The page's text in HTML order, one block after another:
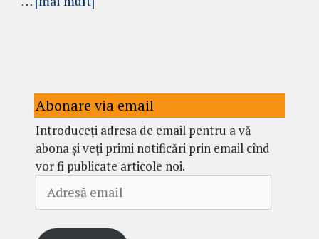
Abonare via email
Introduceți adresa de email pentru a vă
abona și veți primi notificări prin email cînd
vor fi publicate articole noi.
email